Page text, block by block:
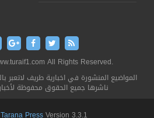
All Rights Reserved.
المواضيع المنشورة في اخبارية طريف لاتعبر
ناشرها جميع الحقوق محفوظة
Tarana PressVersion 3.3.1